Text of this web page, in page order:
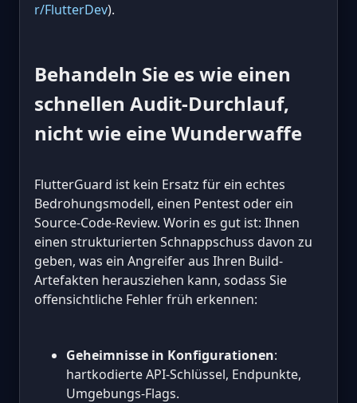
r/FlutterDev).
Behandeln Sie es wie einen
schnellen Audit-Durchlauf,
nicht wie eine Wunderwaffe
FlutterGuard ist kein Ersatz für ein echtes
Bedrohungsmodell, einen Pentest oder ein
Source-Code-Review. Worin es gut ist: Ihnen
einen strukturierten Schnappschuss davon zu
geben, was ein Angreifer aus Ihren Build-
Artefakten herausziehen kann, sodass Sie
offensichtliche Fehler früh erkennen:
Geheimnisse in Konfigurationen:
hartkodierte API-Schlüssel, Endpunkte,
Umgebungs-Flags.